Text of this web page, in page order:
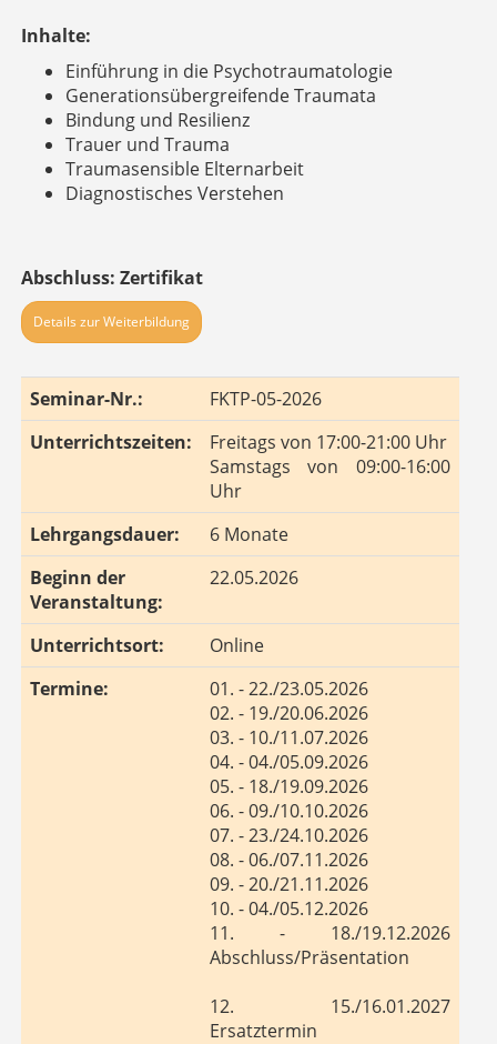
Inhalte:
Einführung in die Psychotraumatologie
Generationsübergreifende Traumata
Bindung und Resilienz
Trauer und Trauma
Traumasensible Elternarbeit
Diagnostisches Verstehen
Abschluss: Zertifikat
Details zur Weiterbildung
Seminar-Nr.:
FKTP-05-2026
Unterrichtszeiten:
Freitags von 17:00-21:00 Uhr
Samstags von 09:00-16:00
Uhr
Lehrgangsdauer:
6 Monate
Beginn der
Veranstaltung:
22.05.2026
Unterrichtsort:
Online
Termine:
01. - 22./23.05.2026
02. - 19./20.06.2026
03. - 10./11.07.2026
04. - 04./05.09.2026
05. - 18./19.09.2026
06. - 09./10.10.2026
07. - 23./24.10.2026
08. - 06./07.11.2026
09. - 20./21.11.2026
10. - 04./05.12.2026
11. - 18./19.12.2026
Abschluss/Präsentation
12. 15./16.01.2027
Ersatztermin